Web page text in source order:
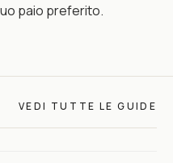
paio preferito.
VEDI TUTTE LE GUIDE